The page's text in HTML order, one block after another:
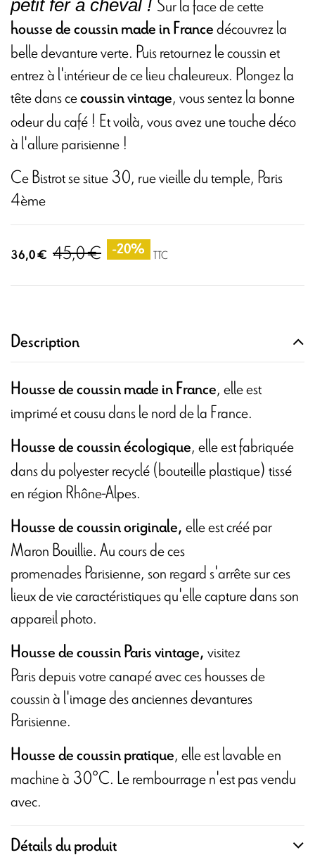
petit fer à cheval !
housse de coussin made in Francedécouvrez la
belle devanture verte. Puis retournez le coussin et
entrez à l'intérieur de ce lieu chaleureux. Plongez la
tête dans cecoussin vintage, vous sentez la bonne
odeur du café ! Et voilà, vous avez une touche déco
à l'allure parisienne !
Ce Bistrot se situe 30, rue vieille du temple, Paris
4ème
36,0 € 45,0 € -20% TTC
Description
Housse de coussinmade in France, elle est
imprimé et cousu dans le nord de la France.
Housse de coussin écologique, elle est fabriquée
dans du polyester recyclé (bouteille plastique) tissé
en région Rhône-Alpes.
Housse de coussin originale,elle est créé par
Maron Bouillie. Au cours de ces
promenades Parisienne, son regard s'arrête sur ces
lieux de vie caractéristiques qu'elle capture dans son
appareil photo.
Housse de coussin Paris vintage,visitez
Paris depuis votre canapé avec ces housses de
coussin à l'image des anciennes devantures
Parisienne.
Housse de coussin pratique, elle est lavable en
machine à 30°C. Le rembourrage n'est pas vendu
avec.
Détails du produit